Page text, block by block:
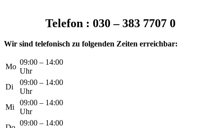
Telefon : 030 – 383 7707 0
Wir sind telefonisch zu folgenden Zeiten erreichbar:
Mo
09:00 – 14:00
Uhr
Di
09:00 – 14:00
Uhr
Mi
09:00 – 14:00
Uhr
09:00 – 14:00